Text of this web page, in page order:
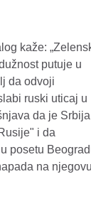
kaže:
putuje u
da odvoji
ruski uticaj u
da je Srbija
i da
posetu
na njegovu